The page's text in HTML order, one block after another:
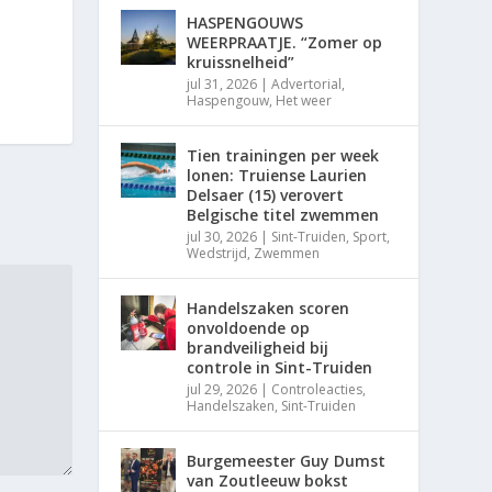
HASPENGOUWS
WEERPRAATJE. “Zomer op
kruissnelheid”
jul 31, 2026 |Advertorial,
Haspengouw, Het weer
Tien trainingen per week
lonen: Truiense Laurien
Delsaer (15) verovert
Belgische titel zwemmen
jul 30, 2026 | Sint-Truiden, Sport,
Wedstrijd, Zwemmen
Handelszaken scoren
onvoldoende op
brandveiligheid bij
controle in Sint-Truiden
jul 29, 2026 | Controleacties,
Handelszaken, Sint-Truiden
Burgemeester Guy Dumst
van Zoutleeuw bokst